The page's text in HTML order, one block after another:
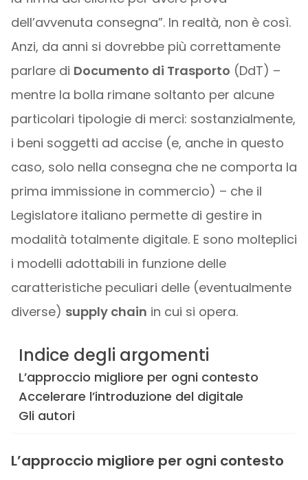
dell’avvenuta consegna”. In realtà, non è così.
Anzi, da anni si dovrebbe più correttamente
parlare di Documento di Trasporto (DdT) –
mentre la bolla rimane soltanto per alcune
particolari tipologie di merci: sostanzialmente,
i beni soggetti ad accise (e, anche in questo
caso, solo nella consegna che ne comporta la
prima immissione in commercio) – che il
Legislatore italiano permette di gestire in
modalità totalmente digitale. E sono molteplici
i modelli adottabili in funzione delle
caratteristiche peculiari delle (eventualmente
diverse) supply chain in cui si opera.
Indice degli argomenti
L’approccio migliore per ogni contesto
Accelerare l’introduzione del digitale
Gli autori
L’approccio migliore per ogni contesto